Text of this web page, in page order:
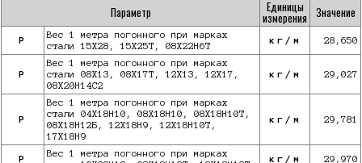
Параметр
Единицы
измерения Значение
P
Вес 1 метра погонного при марках
стали 15Х28, 15Х25Т, 08Х22Н6Т
кг/м 28,650
P
Вес 1 метра погонного при марках
стали 08Х13, 08Х17Т, 12Х13, 12Х17,
08Х20Н14С2
кг/м 29,027
P
Вес 1 метра погонного при марках
стали 04Х18Н10, 08Х18Н10, 08Х18Н10Т,
08Х18Н12Б, 12Х18Н9, 12Х18Н10Т,
17Х18Н9
кг/м 29,781
P
Вес 1 метра погонного при марках
кг/м 29,970